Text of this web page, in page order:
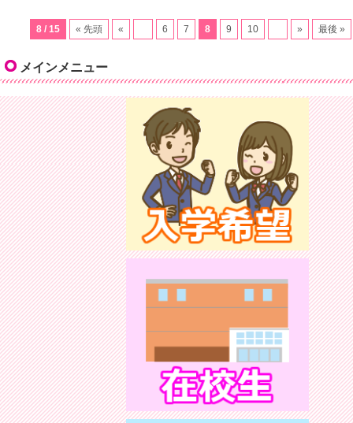
8 / 15 « 先頭 « 6 7 8 9 10 » 最後 »
メインメニュー